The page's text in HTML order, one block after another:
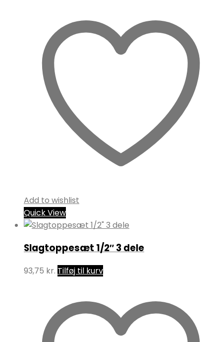
Add to wishlist
Quick View
Slagtoppesæt 1/2″ 3 dele
93,75 kr. Tilføj til kurv